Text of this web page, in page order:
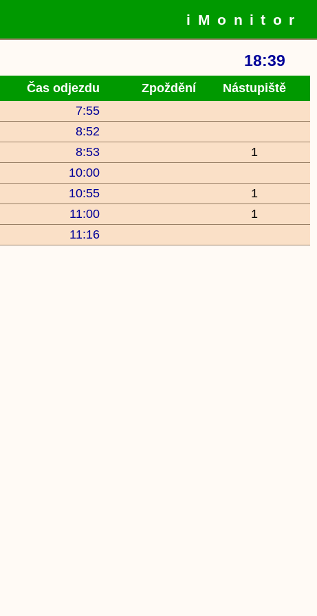
iMonitor
18:39
Čas odjezdu Zpoždění
Nástupiště
7:55
8:52
8:53
1
10:00
10:55
1
11:00
1
11:16